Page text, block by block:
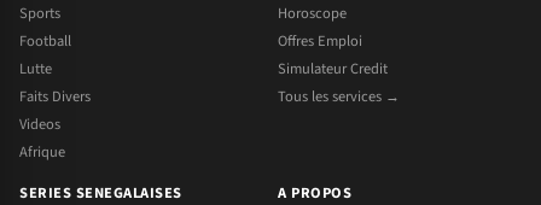
Sports
Football
Lutte
Faits Divers
Videos
Afrique
Horoscope
Offres Emploi
Simulateur Credit
Tous les services →
SERIES SENEGALAISES
A PROPOS